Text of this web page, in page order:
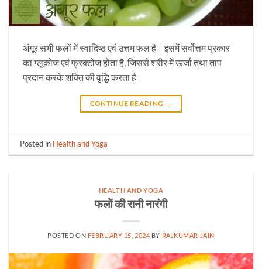
अंगूर सभी फलों में स्वादिष्ठ एवं उत्तम फल है। इसमें सर्वोत्तम प्रकार
का ग्लूकोज एवं फ्रक्टोज होता है, जिससे शरीर में ऊर्जा तथा ताप
प्रदान करके शक्ति की वृद्धि करता है।
CONTINUE READING →
Posted in Health and Yoga
HEALTH AND YOGA
फलों की रानी नारंगी
POSTED ON FEBRUARY 15, 2024 BY RAJKUMAR JAIN